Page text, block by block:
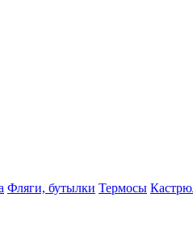
Фляги, бутылки Термосы